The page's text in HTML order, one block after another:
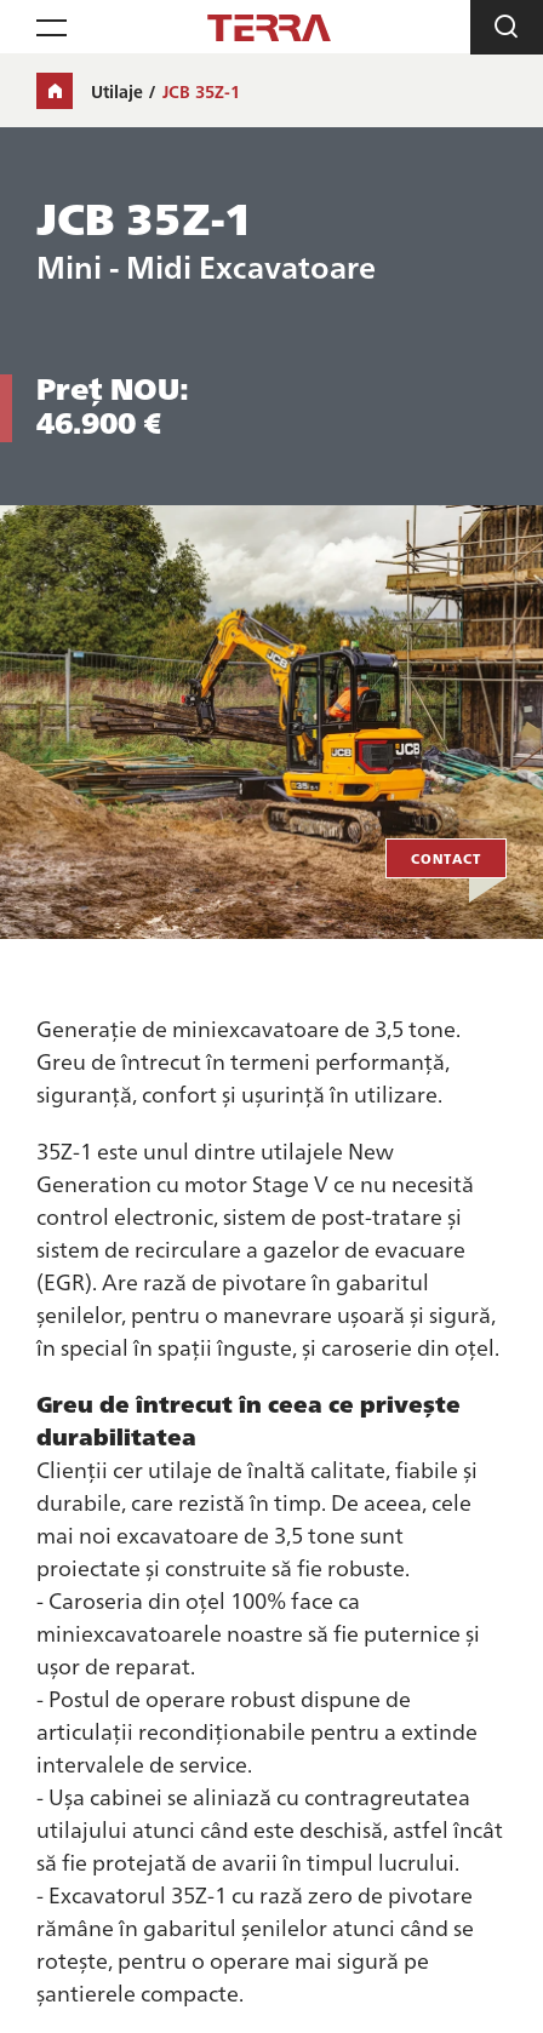
Toggle navigation
Utilaje JCB 35Z-1
JCB 35Z-1
Mini - Midi Excavatoare
Preț NOU:
46.900 €
CONTACT
Generație de miniexcavatoare de 3,5 tone.
Greu de întrecut în termeni performanță,
siguranță, confort și ușurință în utilizare.
35Z-1 este unul dintre utilajele New
Generation cu motor Stage V ce nu necesită
control electronic, sistem de post-tratare și
sistem de recirculare a gazelor de evacuare
(EGR). Are rază de pivotare în gabaritul
șenilelor, pentru o manevrare ușoară și sigură,
în special în spații înguste, și caroserie din oțel.
Greu de întrecut în ceea ce privește
durabilitatea
Clienții cer utilaje de înaltă calitate, fiabile și
durabile, care rezistă în timp. De aceea, cele
mai noi excavatoare de 3,5 tone sunt
proiectate și construite să fie robuste.
- Caroseria din oțel 100% face ca
miniexcavatoarele noastre să fie puternice și
ușor de reparat.
- Postul de operare robust dispune de
articulații recondiționabile pentru a extinde
intervalele de service.
- Ușa cabinei se aliniază cu contragreutatea
utilajului atunci când este deschisă, astfel încât
să fie protejată de avarii în timpul lucrului.
- Excavatorul 35Z-1 cu rază zero de pivotare
rămâne în gabaritul șenilelor atunci când se
rotește, pentru o operare mai sigură pe
șantierele compacte.